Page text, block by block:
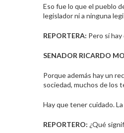
Eso fue lo que el pueblo
legislador ni a ninguna
REPORTERA: Pero sí
SENADOR RICARDO
Porque además hay un
sociedad, muchos de los
Hay que tener cuidado.
REPORTERO: ¿Qué